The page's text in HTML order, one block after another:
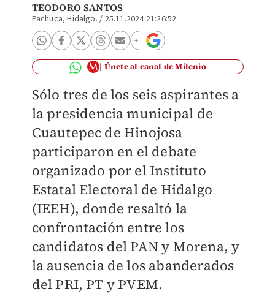
TEODORO SANTOS
Pachuca, Hidalgo. / 25.11.2024 21:26:52
Únete al canal de Milenio
Sólo tres de los seis aspirantes a
la presidencia municipal de
Cuautepec de Hinojosa
participaron en el debate
organizado por el Instituto
Estatal Electoral de Hidalgo
(IEEH), donde resaltó la
confrontación entre los
candidatos del PAN y Morena, y
la ausencia de los abanderados
del PRI, PT y PVEM.